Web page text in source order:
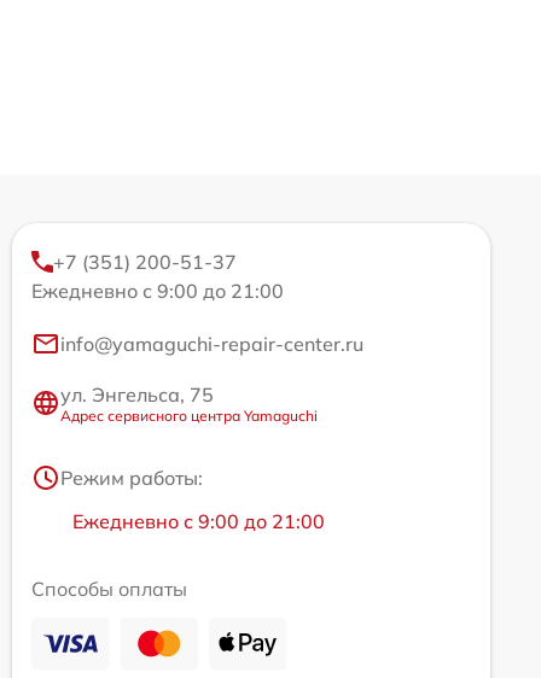
+7 (351) 200-51-37
Ежедневно с 9:00 до 21:00
info@yamaguchi-repair-center.ru
ул. Энгельса, 75
Адрес сервисного центра Yamaguchi
Режим работы:
Ежедневно с 9:00 до 21:00
Способы оплаты